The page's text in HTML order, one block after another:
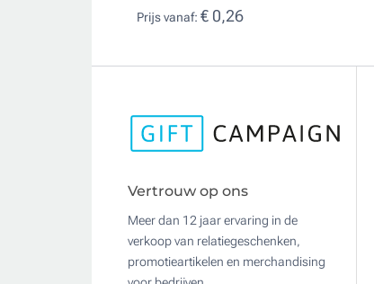
Prijs vanaf: € 0,26
Vertrouw op ons
Meer dan 12 jaar ervaring in de
verkoop van relatiegeschenken,
promotieartikelen en merchandising